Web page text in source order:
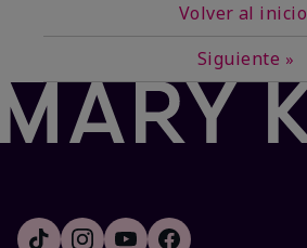
Volver al inicio
Siguiente »